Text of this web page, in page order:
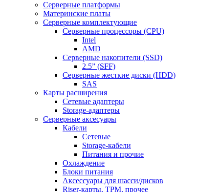
Серверные платформы
Материнские платы
Серверные комплектующие
Серверные процессоры (CPU)
Intel
AMD
Серверные накопители (SSD)
2.5” (SFF)
Серверные жесткие диски (HDD)
SAS
Карты расширения
Сетевые адаптеры
Storage-адаптеры
Серверные аксесуары
Кабели
Сетевые
Storage-кабели
Питания и прочие
Охлаждение
Блоки питания
Аксессуары для шасси/дисков
Riser-карты, TPM, прочее